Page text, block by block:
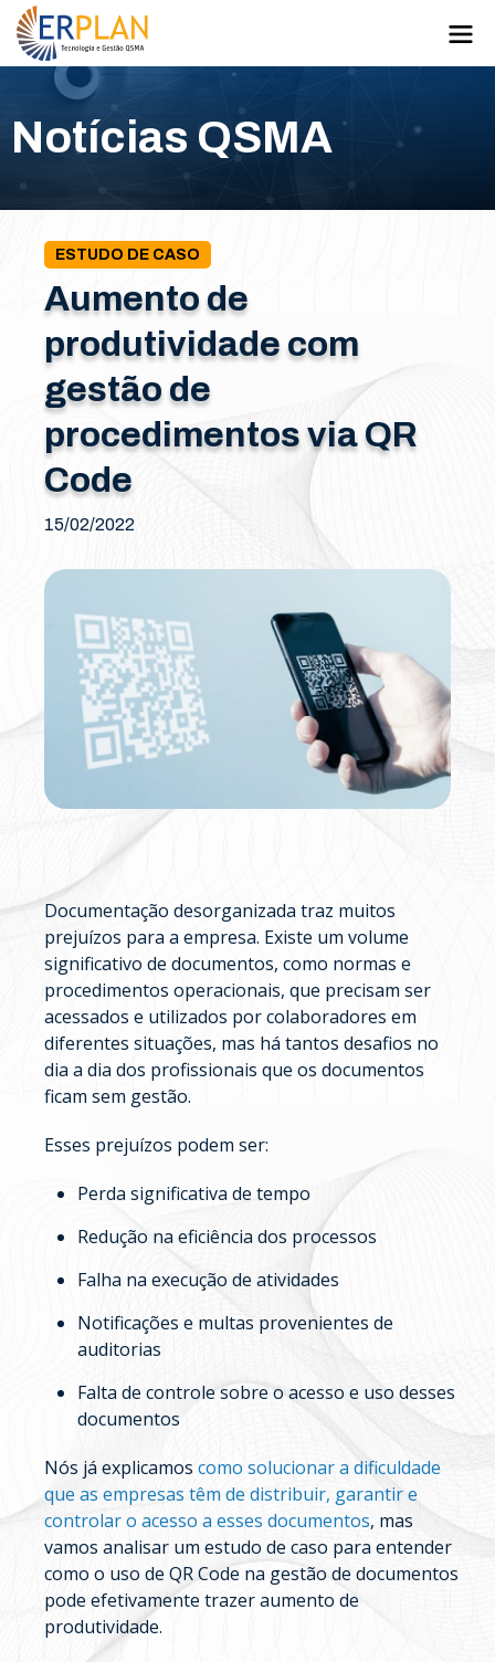
Notícias QSMA
ESTUDO DE CASO
Aumento de
produtividade com
gestão de
procedimentos via QR
Code
15/02/2022
Documentação desorganizada traz muitos
prejuízos para a empresa. Existe um volume
significativo de documentos, como normas e
procedimentos operacionais, que precisam ser
acessados e utilizados por colaboradores em
diferentes situações, mas há tantos desafios no
dia a dia dos profissionais que os documentos
ficam sem gestão.
Esses prejuízos podem ser:
Perda significativa de tempo
Redução na eficiência dos processos
Falha na execução de atividades
Notificações e multas provenientes de
auditorias
Falta de controle sobre o acesso e uso desses
documentos
Nós já explicamos como solucionar a dificuldade
que as empresas têm de distribuir, garantir e
controlar o acesso a esses documentos, mas
vamos analisar um estudo de caso para entender
como o uso de QR Code na gestão de documentos
pode efetivamente trazer aumento de
produtividade.